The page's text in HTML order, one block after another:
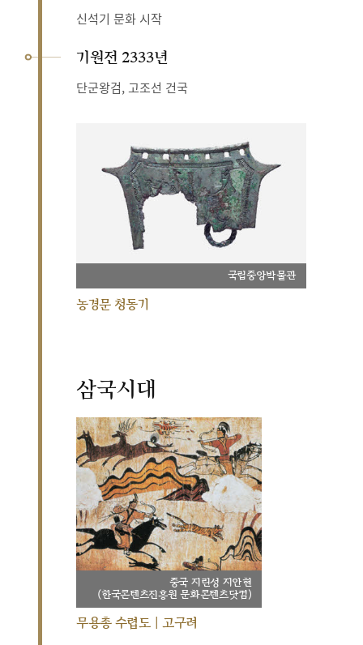
신석기 문화 시작
기원전 2333년
단군왕검, 고조선 건국
국립중앙박물관
농경문 청동기
삼국시대
중국 지린성 지안현
(한국콘텐츠진흥원 문화콘텐츠닷컴)
무용총 수렵도 | 고구려